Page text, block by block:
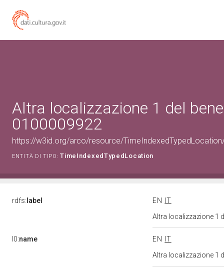
Altra localizzazione 1 del
0100009922
https://w3id.org/arco/resource/
ENTITÀ DI TIPO: TimeIndexedTypedLocation
rdfs: label EN
IT
Altra localizzazione 1
l0:name EN
IT
Altra localizzazione 1